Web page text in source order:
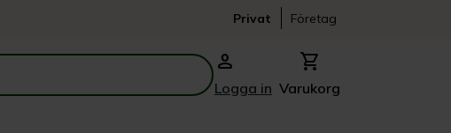
Privat Företag
person
Logga in
shopping_cart
Varukorg